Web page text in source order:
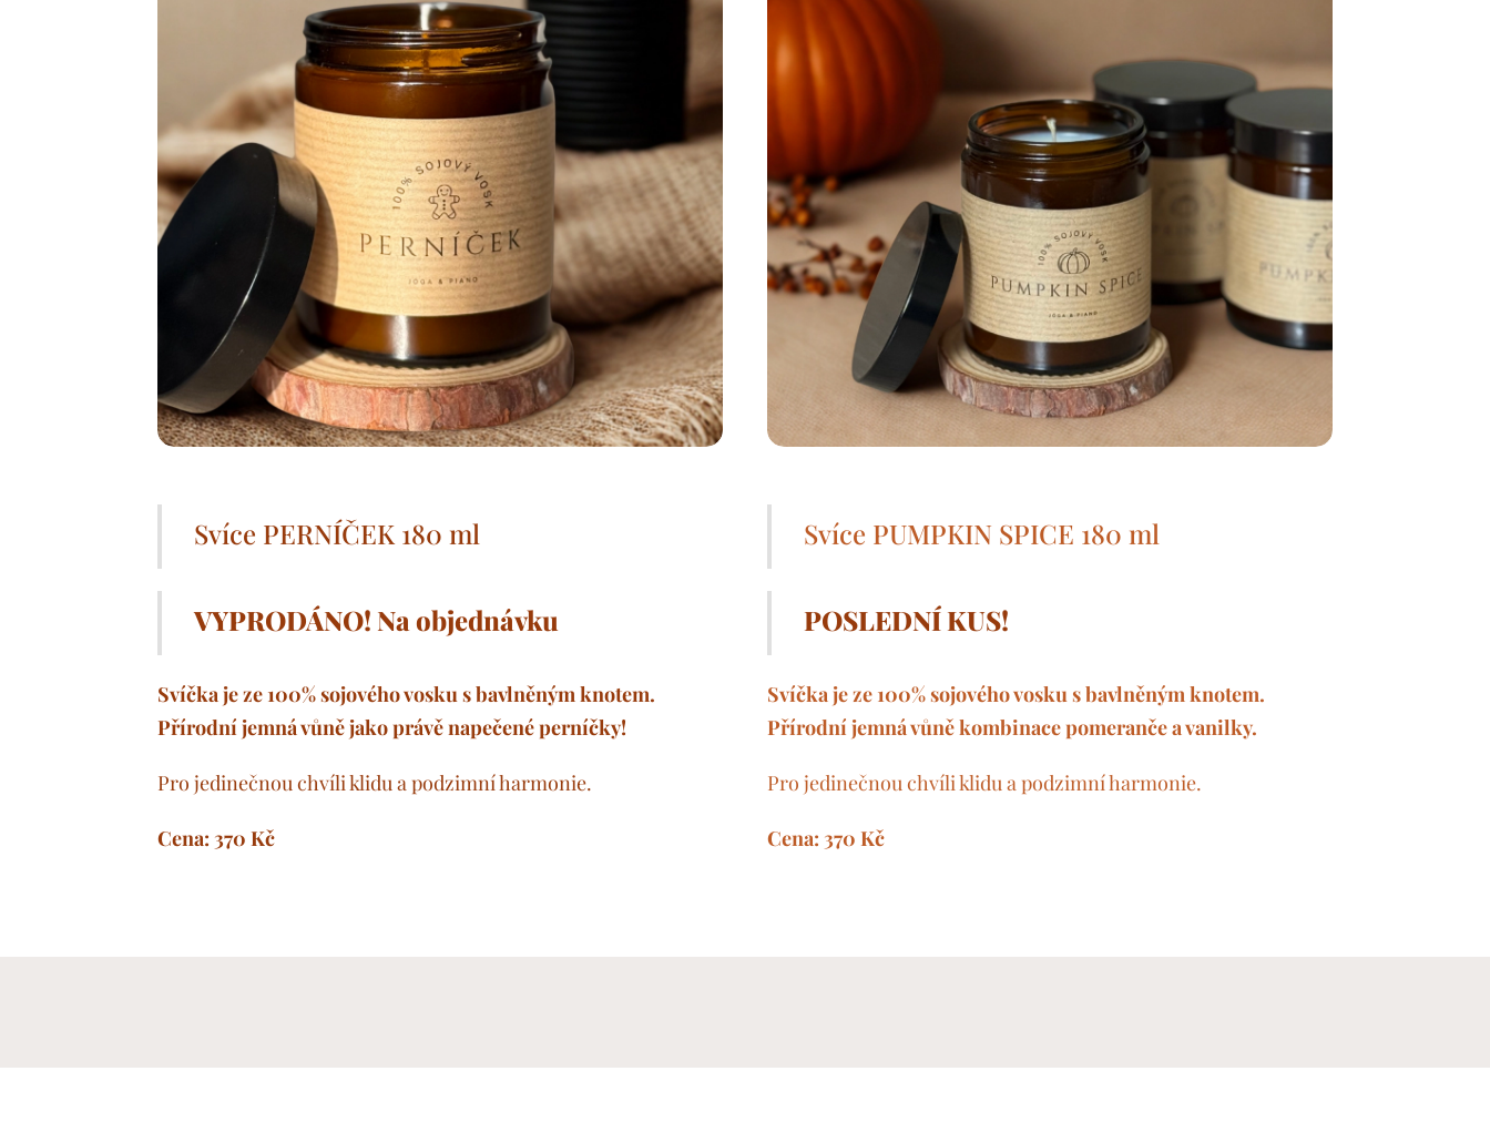
Svíce PERNÍČEK 180 ml
VYPRODÁNO! Na objednávku ♥️
Svíčka je ze 100% sojového vosku s bavlněným knotem.
Přírodní jemná vůně jako právě napečené perníčky! 🤍
Pro jedinečnou chvíli klidu a podzimní harmonie.
Cena: 370 Kč
Svíce PUMPKIN SPICE 180 ml
POSLEDNÍ KUS! ✨
Svíčka je ze 100% sojového vosku s bavlněným knotem.
Přírodní jemná vůně kombinace pomeranče a vanilky.
Pro jedinečnou chvíli klidu a podzimní harmonie.
Cena: 370 Kč